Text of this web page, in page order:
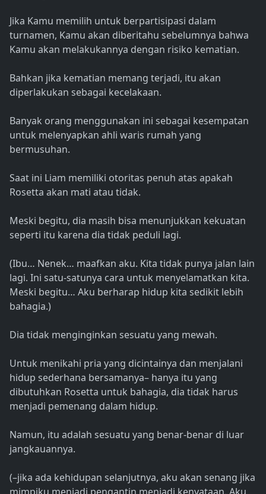
Jika Kamu memilih untuk berpartisipasi dalam
turnamen, Kamu akan diberitahu sebelumnya bahwa
Kamu akan melakukannya dengan risiko kematian.
Bahkan jika kematian memang terjadi, itu akan
diperlakukan sebagai kecelakaan.
Banyak orang menggunakan ini sebagai kesempatan
untuk melenyapkan ahli waris rumah yang
bermusuhan.
Saat ini Liam memiliki otoritas penuh atas apakah
Rosetta akan mati atau tidak.
Meski begitu, dia masih bisa menunjukkan kekuatan
seperti itu karena dia tidak peduli lagi.
(Ibu… Nenek… maafkan aku. Kita tidak punya jalan lain
lagi. Ini satu-satunya cara untuk menyelamatkan kita.
Meski begitu… Aku berharap hidup kita sedikit lebih
bahagia.)
Dia tidak menginginkan sesuatu yang mewah.
Untuk menikahi pria yang dicintainya dan menjalani
hidup sederhana bersamanya– hanya itu yang
dibutuhkan Rosetta untuk bahagia, dia tidak harus
menjadi pemenang dalam hidup.
Namun, itu adalah sesuatu yang benar-benar di luar
jangkauannya.
(–jika ada kehidupan selanjutnya, aku akan senang jika